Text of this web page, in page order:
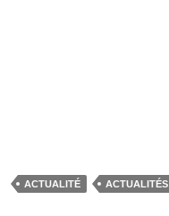
ACTUALITÉ ACTUALITÉS